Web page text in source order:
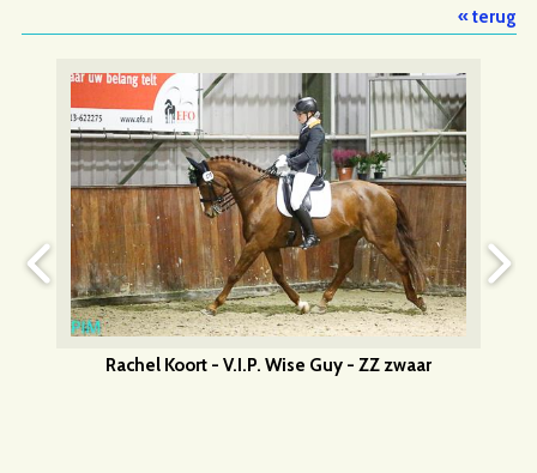
« terug
Rachel Koort - V.I.P. Wise Guy - ZZ zwaar